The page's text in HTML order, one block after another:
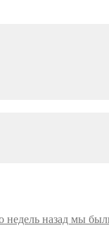
недель назад мы